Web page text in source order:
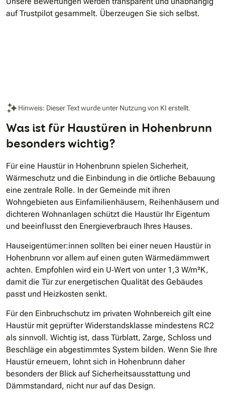
auf Trustpilot gesammelt. Überzeugen Sie sich selbst.
Hinweis: Dieser Text wurde unter Nutzung von KI erstellt.
Was ist für Haustüren in Hohenbrunn
besonders wichtig?
Für eine Haustür in Hohenbrunn spielen Sicherheit,
Wärmeschutz und die Einbindung in die örtliche Bebauung
eine zentrale Rolle. In der Gemeinde mit ihren
Wohngebieten aus Einfamilienhäusern, Reihenhäusern und
dichteren Wohnanlagen schützt die Haustür Ihr Eigentum
und beeinflusst den Energieverbrauch Ihres Hauses.
Hauseigentümer:innen sollten bei einer neuen Haustür in
Hohenbrunn vor allem auf einen guten Wärmedämmwert
achten. Empfohlen wird ein U‑Wert von unter 1,3 W/m²K,
damit die Tür zur energetischen Qualität des Gebäudes
passt und Heizkosten senkt.
Für den Einbruchschutz im privaten Wohnbereich gilt eine
Haustür mit geprüfter Widerstandsklasse mindestens RC2
als sinnvoll. Wichtig ist, dass Türblatt, Zarge, Schloss und
Beschläge ein abgestimmtes System bilden. Wenn Sie Ihre
Haustür erneuern, lohnt sich in Hohenbrunn daher
besonders der Blick auf Sicherheitsausstattung und
Dämmstandard, nicht nur auf das Design.